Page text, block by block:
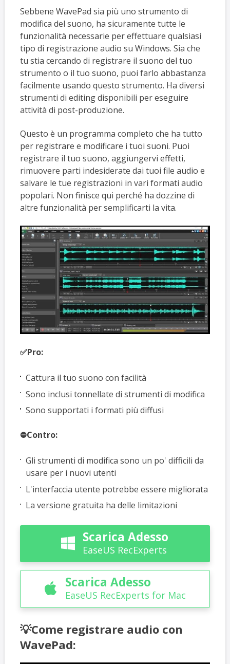
Sebbene WavePad sia più uno strumento di
modifica del suono, ha sicuramente tutte le
funzionalità necessarie per effettuare qualsiasi
tipo di registrazione audio su Windows. Sia che
tu stia cercando di registrare il suono del tuo
strumento o il tuo suono, puoi farlo abbastanza
facilmente usando questo strumento. Ha diversi
strumenti di editing disponibili per eseguire
attività di post-produzione.
Questo è un programma completo che ha tutto
per registrare e modificare i tuoi suoni. Puoi
registrare il tuo suono, aggiungervi effetti,
rimuovere parti indesiderate dai tuoi file audio e
salvare le tue registrazioni in vari formati audio
popolari. Non finisce qui perché ha dozzine di
altre funzionalità per semplificarti la vita.
✅Pro:
Cattura il tuo suono con facilità
Sono inclusi tonnellate di strumenti di modifica
Sono supportati i formati più diffusi
⛔Contro:
Gli strumenti di modifica sono un po' difficili da
usare per i nuovi utenti
L'interfaccia utente potrebbe essere migliorata
La versione gratuita ha delle limitazioni
 Scarica Adesso
EaseUS RecExperts
 Scarica Adesso
EaseUS RecExperts for Mac
💡Come registrare audio con
WavePad: